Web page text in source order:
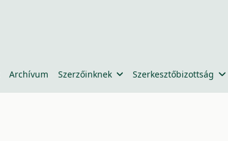
Archívum Szerzőinknek Szerkesztőbizottság